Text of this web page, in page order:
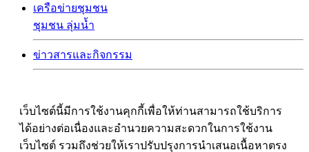
เครือข่ายชุมชน
ชุมชน ลุ่มน้ำ
ข่าวสารและกิจกรรม
เว็บไซต์นี้มีการใช้งานคุกกี้เพื่อให้ท่านสามารถใช้บริการ
ได้อย่างต่อเนื่องและอำนวยความสะดวกในการใช้งาน
เว็บไซต์ รวมถึงช่วยให้เราปรับปรุงการนำเสนอเนื้อหาตรง